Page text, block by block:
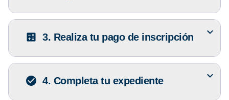
3. Realiza tu pago de inscripción
4. Completa tu expediente